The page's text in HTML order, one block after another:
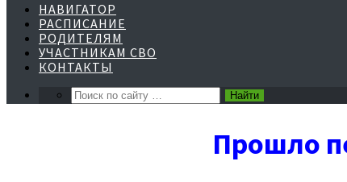
НАВИГАТОР
РАСПИСАНИЕ
РОДИТЕЛЯМ
УЧАСТНИКАМ СВО
КОНТАКТЫ
Прошло